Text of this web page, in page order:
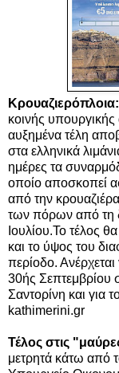
κοινής
αυξημένα τέλη
στα ελληνικά
ημέρες τα
οποίο αποσκοπεί
από την
των πόρων από τη
Ιουλίου.Το τέλος
και το ύψος του
περίοδο.
30ής Σεπτεμβρίου
Σαντορίνη και για
kathimerini.gr
Τέλος στις
μετρητά κάτω από